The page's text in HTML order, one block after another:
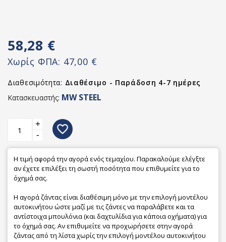
58,28 €
Χωρίς ΦΠΑ: 47,00 €
Διαθεσιμότητα: Διαθέσιμο - Παράδοση 4-7 ημέρες
Κατασκευαστής: MW STEEL
+
-
favorite_border
Η τιμή αφορά την αγορά ενός τεμαχίου. Παρακαλούμε ελέγξτε
αν έχετε επιλέξει τη σωστή ποσότητα που επιθυμείτε για το
όχημά σας.
Η αγορά ζάντας είναι διαθέσιμη μόνο με την επιλογή μοντέλου
αυτοκινήτου ώστε μαζί με τις ζάντες να παραλάβετε και τα
αντίστοιχα μπουλόνια (και δαχτυλίδια για κάποια οχήματα) για
το όχημά σας. Αν επιθυμείτε να προχωρήσετε στην αγορά
ζάντας από τη λίστα χωρίς την επιλογή μοντέλου αυτοκινήτου